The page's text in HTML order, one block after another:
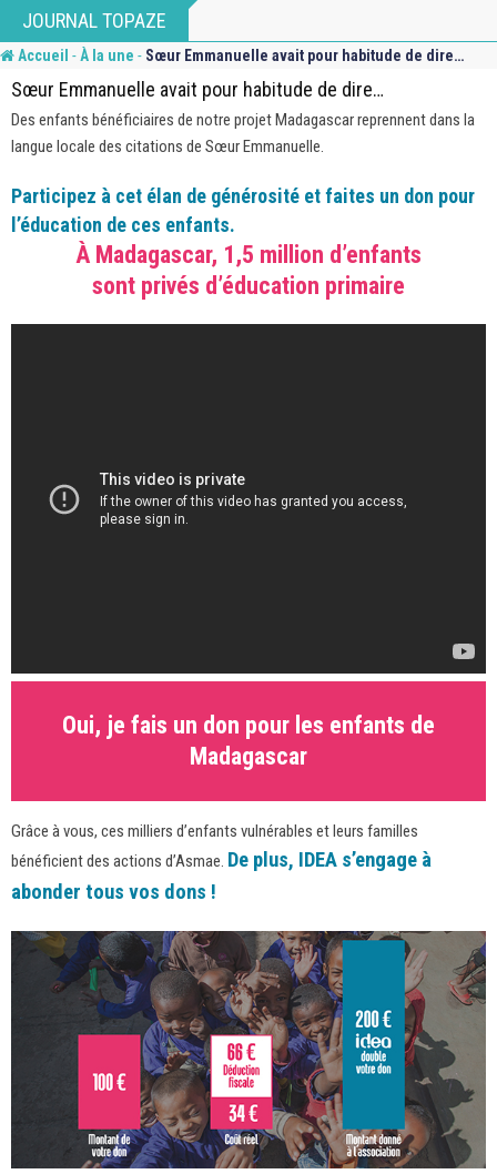
to
content
JOURNAL TOPAZE
Accueil -À la une - Sœur Emmanuelle avait pour habitude de dire…
Sœur Emmanuelle avait pour habitude de dire…
Des enfants bénéficiaires de notre projet Madagascar reprennent dans la
langue locale des citations de Sœur Emmanuelle.
Participez à cet élan de générosité et faites un don pour
l’éducation de ces enfants.
À Madagascar, 1,5 million d’enfants
sont privés d’éducation primaire
Oui, je fais un don pour les enfants de
Madagascar
Grâce à vous, ces milliers d’enfants vulnérables et leurs familles
bénéficient des actions d’Asmae. De plus, IDEA s’engage à
abonder tous vos dons !